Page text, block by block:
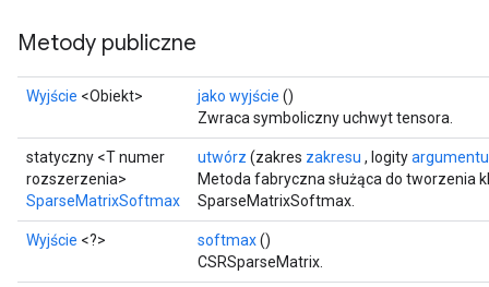
Metody publiczne
Wyjście <Obiekt> jako wyjście ()
Zwraca symboliczny uchwyt tensora.
statyczny <T numer
rozszerzenia>
SparseMatrixSoftmax
utwórz (zakres zakresu , logityargumentu
Metoda fabryczna służąca do tworzenia
SparseMatrixSoftmax.
Wyjście <?> softmax()
CSRSparseMatrix.